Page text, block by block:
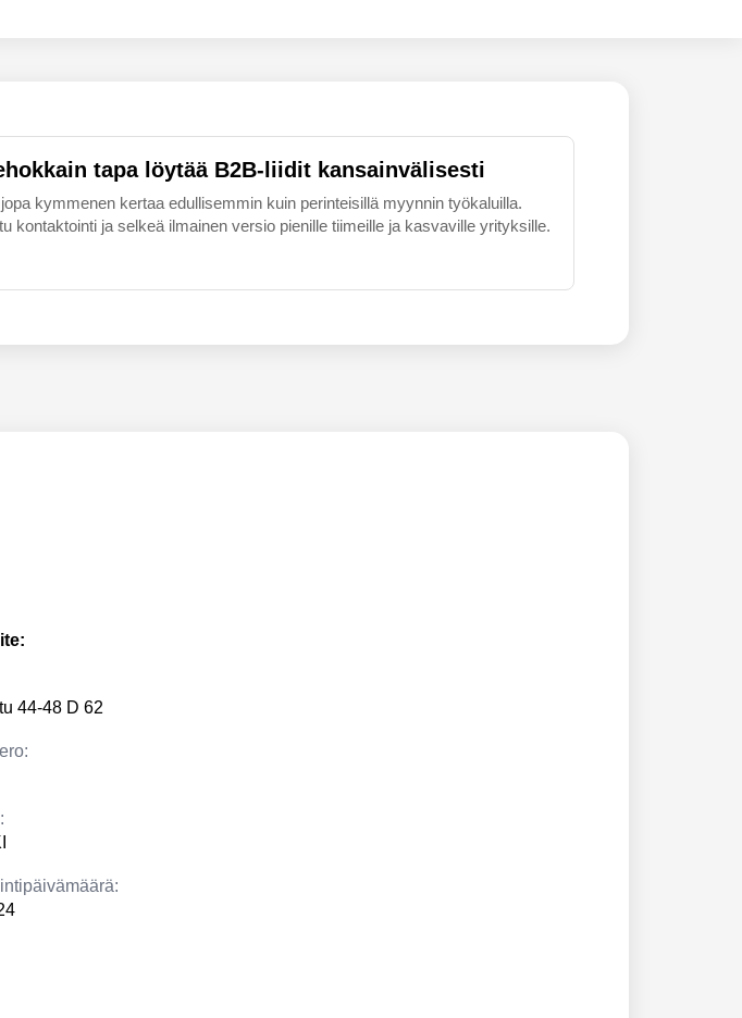
tapa löytää B2B-liidit kansainvälisesti
kymmenen kertaa edullisemmin kuin perinteisillä myynnin työkaluilla.
kontaktointi ja selkeä ilmainen versio pienille tiimeille ja kasvaville yrityksille.
44-48 D 62